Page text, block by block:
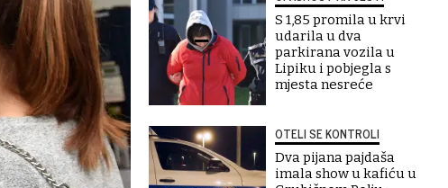
S 1,85 promila u krvi
udarila u dva
parkirana vozila u
Lipiku i pobjegla s
mjesta nesreće
OTELI SE KONTROLI
Dva pijana pajdaša
imala show u kafiću u